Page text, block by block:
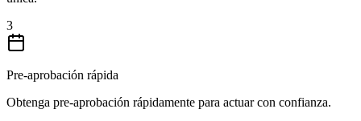
3
Pre-aprobación rápida
Obtenga pre-aprobación rápidamente para actuar con confianza.